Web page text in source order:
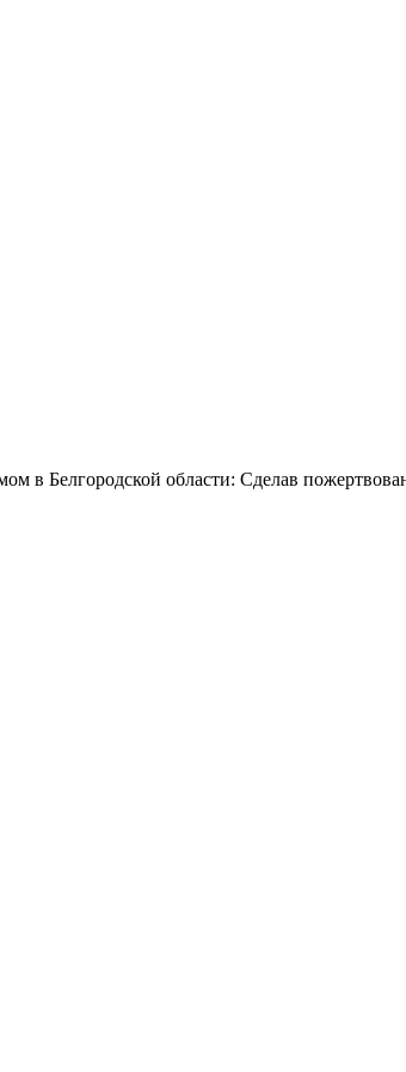
в Белгородской области: Сделав